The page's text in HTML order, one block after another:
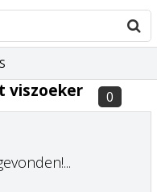
ANTWOORD
viszoeker 0